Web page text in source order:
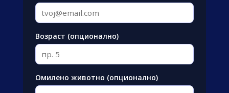
Возраст (опционално)
Омилено животно (опционално)